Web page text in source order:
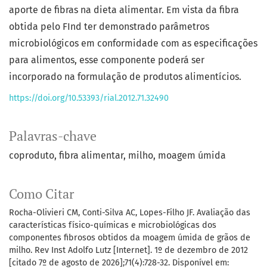
Palavras-chave
coproduto fibra alimentar milho moagem úmida
Como Citar
Rocha-Olivieri CM, Conti-Silva AC, Lopes-Filho JF. Avaliação das
características físico-químicas e microbiológicas dos
componentes fibrosos obtidos da moagem úmida de grãos de
milho. Rev Inst Adolfo Lutz [Internet]. 1º de dezembro de 2012
[citado 7º de agosto de 2026];71(4):728-32. Disponível em:
aporte de fibras na dieta alimentar. Em vista da fibra
obtida pelo FInd ter demonstrado parâmetros
microbiológicos em conformidade com as especificações
para alimentos, esse componente poderá ser
incorporado na formulação de produtos alimentícios.
https://doi.org/10.53393/rial.2012.71.32490